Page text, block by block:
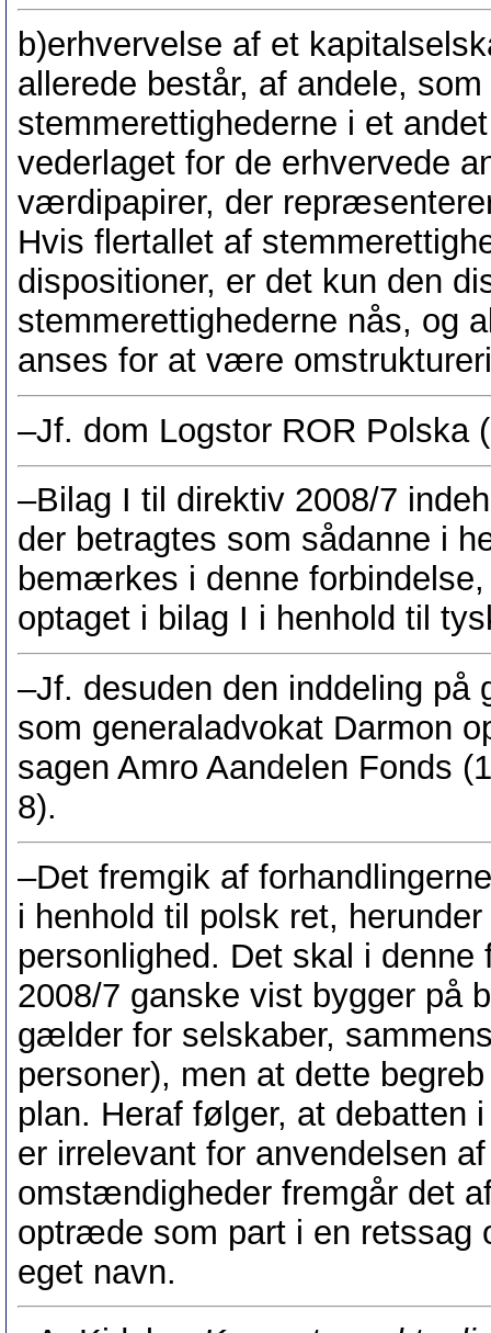
b)erhvervelse af et
allerede består, af andele,
stemmerettighederne i et
vederlaget for de erhvervede
værdipapirer, der
Hvis flertallet af
dispositioner, er det kun den
stemmerettighederne nås, og
anses for at være
–Jf. dom Logstor ROR Polska
–Bilag I til direktiv 2008/7
der betragtes som sådanne i
bemærkes i denne
optaget i bilag I i henhold til
–Jf. desuden den inddeling på
som generaladvokat Darmon
sagen Amro Aandelen Fonds
8).
–Det fremgik af
i henhold til polsk ret,
personlighed. Det skal i
2008/7 ganske vist bygger på
gælder for selskaber,
personer), men at dette
plan. Heraf følger, at debatten
er irrelevant for anvendelsen
omstændigheder fremgår det
optræde som part i en retssag
eget navn.